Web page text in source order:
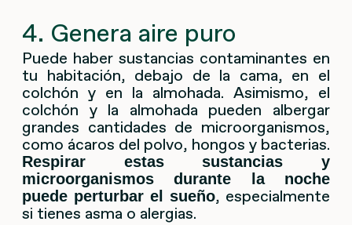
4. Genera aire puro
Puede haber sustancias contaminantes en
tu habitación, debajo de la cama, en el
colchón y en la almohada. Asimismo, el
colchón y la almohada pueden albergar
grandes cantidades de microorganismos,
como ácaros del polvo, hongos y bacterias.
Respirar estas sustancias y
microorganismos durante la noche
puede perturbar el sueño, especialmente
si tienes asma o alergias.